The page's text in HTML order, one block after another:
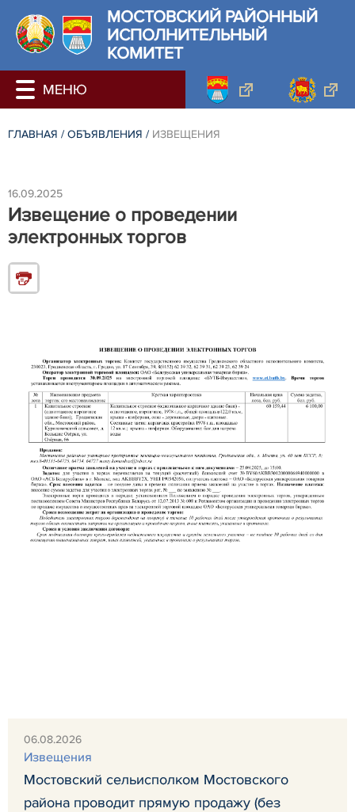
МОСТОВСКИЙ РАЙОННЫЙ
ИСПОЛНИТЕЛЬНЫЙ
КОМИТЕТ
ГЛАВНАЯ / ОБЪЯВЛЕНИЯ / ИЗВЕЩЕНИЯ
16.09.2025
Извещение о проведении
электронных торгов
06.08.2026
Извещения
Мостовский сельисполком Мостовского
района проводит прямую продажу (без